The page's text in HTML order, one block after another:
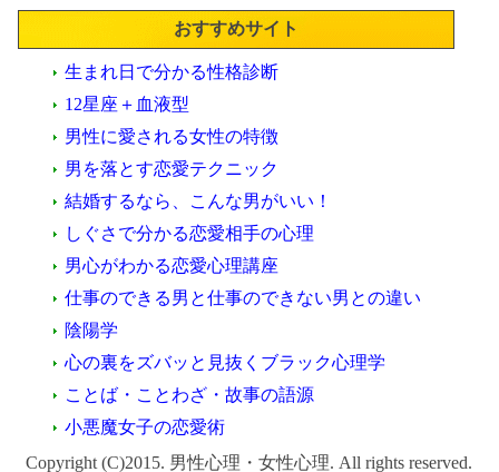
おすすめサイト
生まれ日で分かる性格診断
12星座＋血液型
男性に愛される女性の特徴
男を落とす恋愛テクニック
結婚するなら、こんな男がいい！
しぐさで分かる恋愛相手の心理
男心がわかる恋愛心理講座
仕事のできる男と仕事のできない男との違い
陰陽学
心の裏をズバッと見抜くブラック心理学
ことば・ことわざ・故事の語源
小悪魔女子の恋愛術
Copyright (C)2015. 男性心理・女性心理. All rights reserved.